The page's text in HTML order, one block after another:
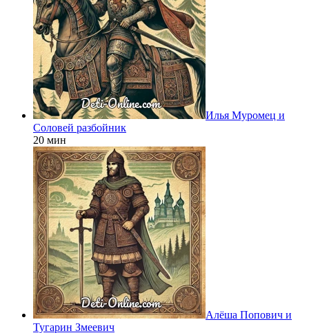
Илья Муромец и
Соловей разбойник
20 мин
Алёша Попович и
Тугарин Змеевич